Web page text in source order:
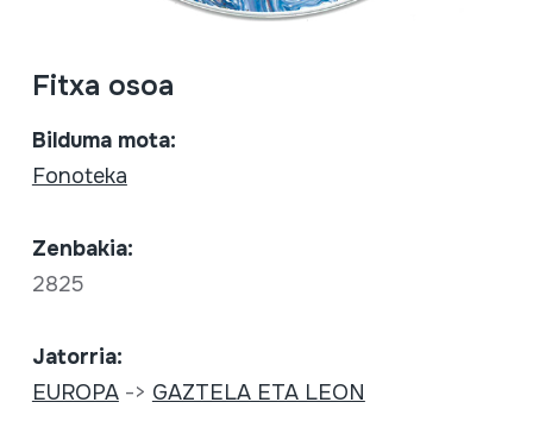
Fitxa osoa
Bilduma mota:
Fonoteka
Zenbakia:
2825
Jatorria:
EUROPA-> GAZTELA ETA LEON